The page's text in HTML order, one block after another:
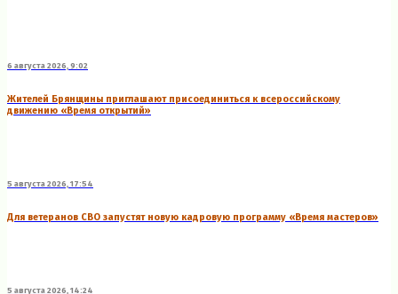
6 августа 2026, 9:02
Жителей Брянщины приглашают присоединиться к всероссийскому
движению «Время открытий»
5 августа 2026, 17:54
Для ветеранов СВО запустят новую кадровую программу «Время мастеров»
5 августа 2026, 14:24